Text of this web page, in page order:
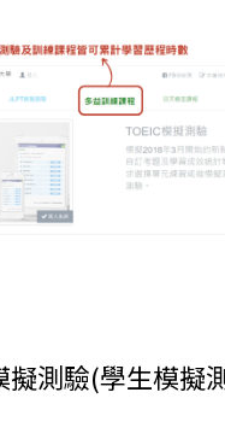
擬測驗(學生模擬